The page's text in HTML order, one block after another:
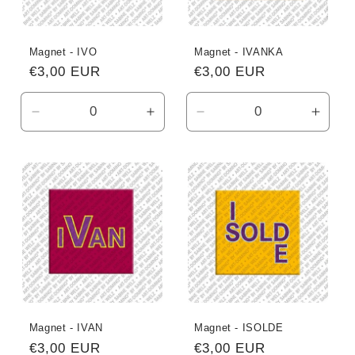
Magnet - IVO
Normaler
Preis
€3,00 EUR
Verringere
die
für
Default
Title
Erhöhe
die
für
Default
Title
Magnet - IVANKA
Normaler
Preis
€3,00 EUR
Verringere
die
für
Default
Title
die
für
Title
Magnet - IVAN
Normaler
€3,00 EUR
Magnet - ISOLDE
Normaler
€3,00 EUR